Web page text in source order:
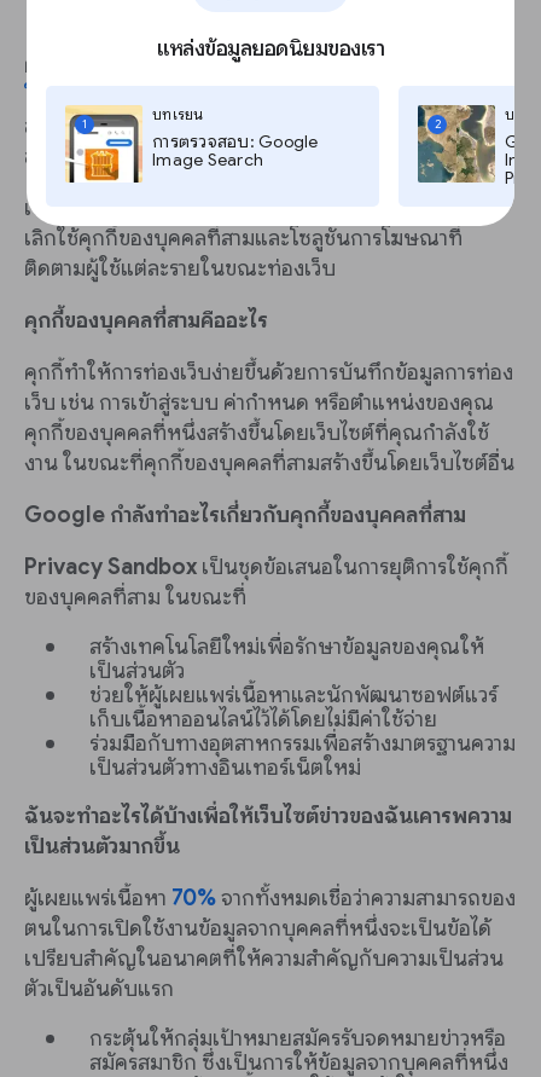
แหล่งข้อมูลยอดนิยมของเรา
1
บทเรียน
การตรวจสอบ: Google
Image Search
2
บทเ
Pro,
ผู้คนต่างขอความเป็นส่วนตัวบนเว็บมากขึ้น แต่ในขณะที่
ใน 3
สนใจของตน เกือบครึ่งหนึ่งรู้สึกไม่สบายใจที่จะแชร์ข้อมูล
ส่วนบุคคลเพื่อแลกกับโฆษณาที่ปรับแต่งให้เหมาะกับตน
เพื่อให้เป็นไปตามความคาดหวังดังกล่าว Google กำลัง
เลิกใช้คุกกี้ของบุคคลที่สามและโซลูชันการโฆษณาที่
ติดตามผู้ใช้แต่ละรายในขณะท่องเว็บ
คุกกี้ของบุคคลที่สามคืออะไร
คุกกี้ทำให้การท่องเว็บง่ายขึ้นด้วยการบันทึกข้อมูลการท่อง
เว็บ เช่น การเข้าสู่ระบบ ค่ากำหนด หรือตำแหน่งของคุณ
คุกกี้ของบุคคลที่หนึ่งสร้างขึ้นโดยเว็บไซต์ที่คุณกำลังใช้
งาน ในขณะที่คุกกี้ของบุคคลที่สามสร้างขึ้นโดยเว็บไซต์อื่น
Google กำลังทำอะไรเกี่ยวกับคุกกี้ของบุคคลที่สาม
Privacy Sandbox เป็นชุดข้อเสนอในการยุติการใช้คุกกี้
ของบุคคลที่สาม ในขณะที่
สร้างเทคโนโลยีใหม่เพื่อรักษาข้อมูลของคุณให้
เป็นส่วนตัว
ช่วยให้ผู้เผยแพร่เนื้อหาและนักพัฒนาซอฟต์แวร์
เก็บเนื้อหาออนไลน์ไว้ได้โดยไม่มีค่าใช้จ่าย
ร่วมมือกับทางอุตสาหกรรมเพื่อสร้างมาตรฐานความ
เป็นส่วนตัวทางอินเทอร์เน็ตใหม่
ฉันจะทำอะไรได้บ้างเพื่อให้เว็บไซต์ข่าวของฉันเคารพความ
เป็นส่วนตัวมากขึ้น
ผู้เผยแพร่เนื้อหา 70%จากทั้งหมดเชื่อว่าความสามารถของ
ตนในการเปิดใช้งานข้อมูลจากบุคคลที่หนึ่งจะเป็นข้อได้
เปรียบสำคัญในอนาคตที่ให้ความสำคัญกับความเป็นส่วน
ตัวเป็นอันดับแรก
กระตุ้นให้กลุ่มเป้าหมายสมัครรับจดหมายข่าวหรือ
สมัครสมาชิก ซึ่งเป็นการให้ข้อมูลจากบุคคลที่หนึ่ง